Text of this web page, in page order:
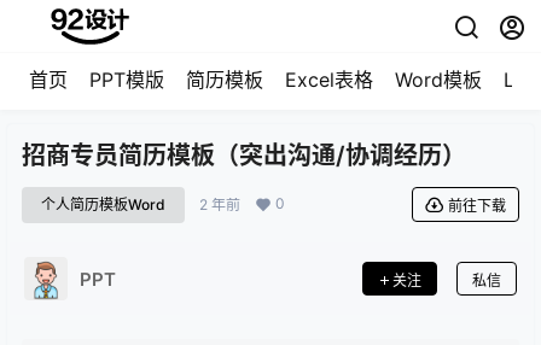
首页 PPT模版 简历模板 Excel表格 Word模板
招商专员简历模板（突出沟通/协调经历）
个人简历模板Word 2 年前 0 前往下载
PPT 关注 私信